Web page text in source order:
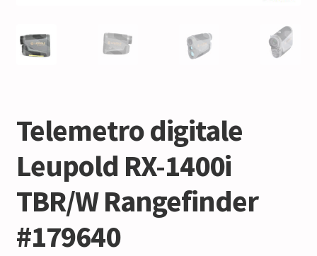
Telemetro digitale
Leupold RX-1400i
TBR/W Rangefinder
#179640